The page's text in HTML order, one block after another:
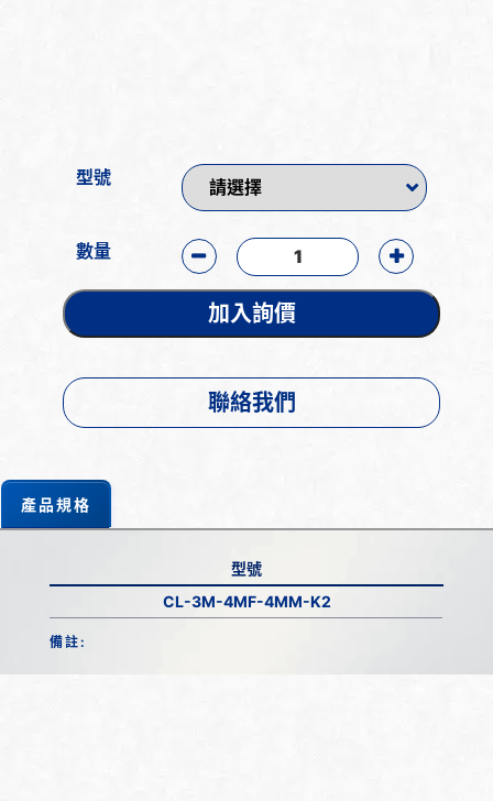
型號
數量
加入詢價
聯絡我們
產品規格
型號
CL-3M-4MF-4MM-K2
備註: